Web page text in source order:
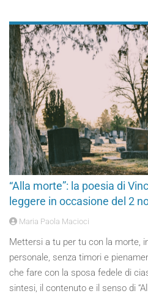
“Alla morte”: la poesia di
leggere in occasione del 2
Maria Paola Macioci
Mettersi a tu per tu con la morte,
personale, senza timori e
che fare con la sposa fedele di
sintesi, il contenuto e il senso di